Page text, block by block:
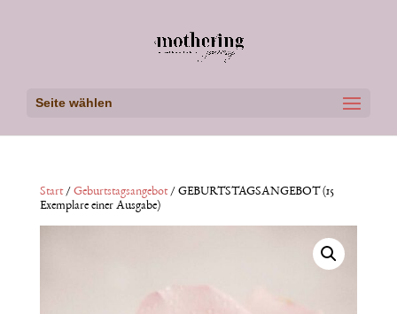
Seite wählen
Start/ Geburtstagsangebot/ GEBURTSTAGSANGEBOT (15
Exemplare einer Ausgabe)